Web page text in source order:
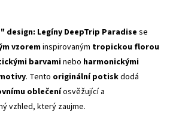
design: Legíny DeepTrip Paradise se
vzoreminspirovaným tropickou florou
barvaminebo harmonickými
. Tento originální potiskdodá
oblečeníosvěžující a
vzhled, který zaujme.